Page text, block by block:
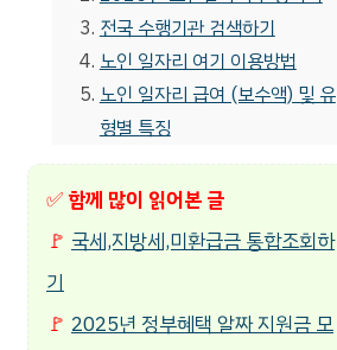
전국 수행기관 검색하기
노인 일자리 여기 이용방법
노인 일자리 급여 (보수액) 및 유
형별 특징
✅함께 많이 읽어본 글
🚩 국세,지방세,미환급금 통합조회하
기
🚩 2025년 정부혜택 알짜 지원금 모